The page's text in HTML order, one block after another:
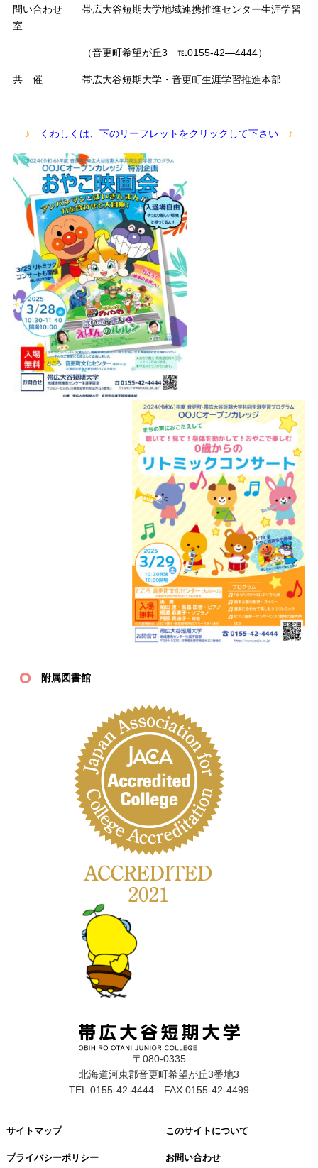
問い合わせ帯広大谷短期大学地域連携推進センター生涯学習
室
（音更町希望が丘3 ℡0155-42―4444）
共 催帯広大谷短期大学・音更町生涯学習推進本部
♪ くわしくは、下のリーフレットをクリックして下さい ♪
附属図書館
〒080-0335
北海道河東郡音更町希望が丘3番地3
TEL.0155-42-4444 FAX.0155-42-4499
サイトマップ このサイトについて
プライバシーポリシー お問い合わせ